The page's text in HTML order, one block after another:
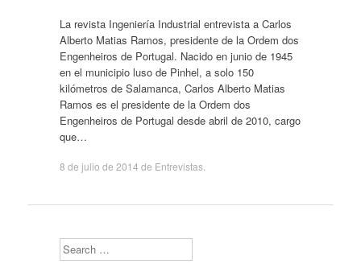
La revista Ingeniería Industrial entrevista a Carlos
Alberto Matias Ramos, presidente de la Ordem dos
Engenheiros de Portugal. Nacido en junio de 1945
en el municipio luso de Pinhel, a solo 150
kilómetros de Salamanca, Carlos Alberto Matias
Ramos es el presidente de la Ordem dos
Engenheiros de Portugal desde abril de 2010, cargo
que…
8 de julio de 2014 de Entrevistas.
Search